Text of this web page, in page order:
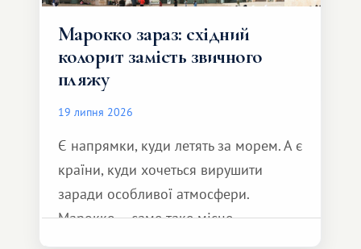
Марокко зараз: східний
колорит замість звичного
пляжу
19 липня 2026
Є напрямки, куди летять за морем. А є
країни, куди хочеться вирушити
заради особливої ​​атмосфери.
Марокко – саме таке місце.